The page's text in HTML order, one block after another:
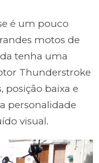
é um pouco
motos de
tenha uma
Thunderstroke
posição baixa e
personalidade
visual.